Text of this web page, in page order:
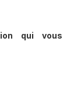
qui vous